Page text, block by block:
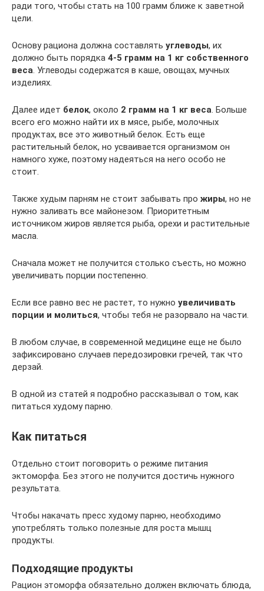
ради того, чтобы стать на 100 грамм ближе к заветной
цели.
Основу рациона должна составлять углеводы, их
должно быть порядка 4-5 грамм на 1 кг собственного
веса. Углеводы содержатся в каше, овощах, мучных
изделиях.
Далее идет белок, около 2 грамм на 1 кг веса. Больше
всего его можно найти их в мясе, рыбе, молочных
продуктах, все это животный белок. Есть еще
растительный белок, но усваивается организмом он
намного хуже, поэтому надеяться на него особо не
стоит.
Также худым парням не стоит забывать про жиры, но не
нужно заливать все майонезом. Приоритетным
источником жиров является рыба, орехи и растительные
масла.
Сначала может не получится столько съесть, но можно
увеличивать порции постепенно.
Если все равно вес не растет, то нужно увеличивать
порции и молиться, чтобы тебя не разорвало на части.
В любом случае, в современной медицине еще не было
зафиксировано случаев передозировки гречей, так что
дерзай.
В одной из статей я подробно рассказывал о том, как
питаться худому парню.
Как питаться
Отдельно стоит поговорить о режиме питания
эктоморфа. Без этого не получится достичь нужного
результата.
Чтобы накачать пресс худому парню, необходимо
употреблять только полезные для роста мышц
продукты.
Подходящие продукты
Рацион этоморфа обязательно должен включать блюда,